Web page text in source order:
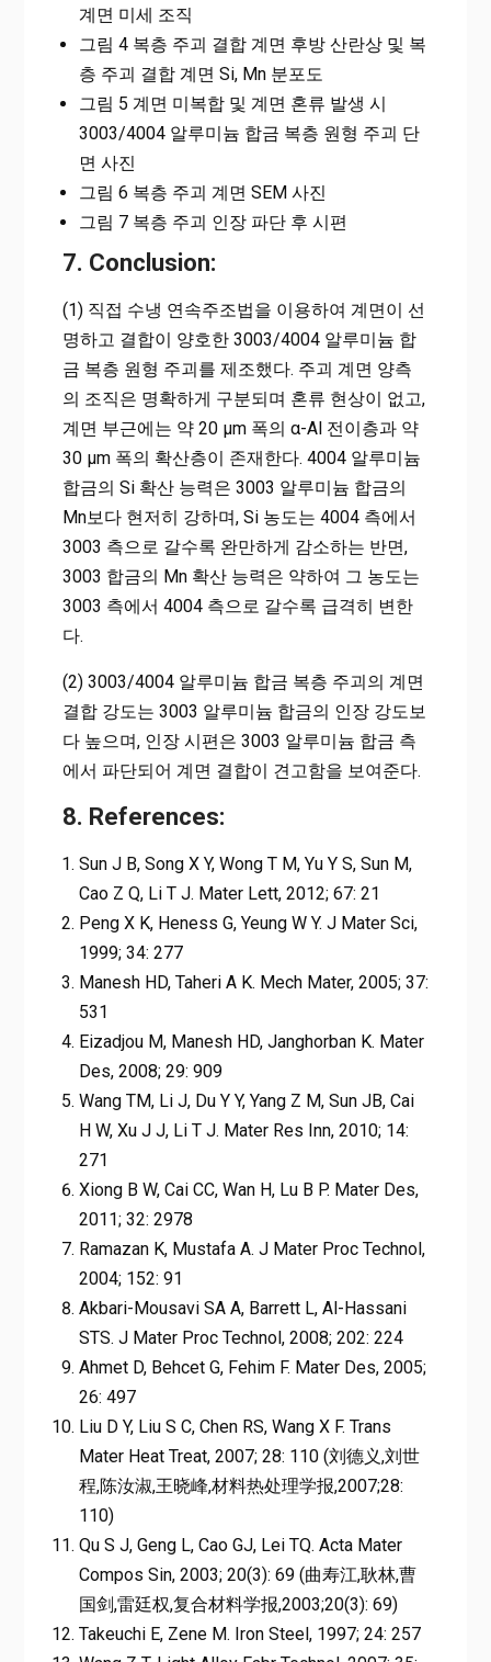
계면 미세 조직
그림 4 복층 주괴 결합 계면 후방 산란상 및 복
층 주괴 결합 계면 Si, Mn 분포도
그림 5 계면 미복합 및 계면 혼류 발생 시
3003/4004 알루미늄 합금 복층 원형 주괴 단
면 사진
그림 6 복층 주괴 계면 SEM 사진
그림 7 복층 주괴 인장 파단 후 시편
7. Conclusion:
(1) 직접 수냉 연속주조법을 이용하여 계면이 선
명하고 결합이 양호한 3003/4004 알루미늄 합
금 복층 원형 주괴를 제조했다. 주괴 계면 양측
의 조직은 명확하게 구분되며 혼류 현상이 없고,
계면 부근에는 약 20 µm 폭의 α-Al 전이층과 약
30 µm 폭의 확산층이 존재한다. 4004 알루미늄
합금의 Si 확산 능력은 3003 알루미늄 합금의
Mn보다 현저히 강하며, Si 농도는 4004 측에서
3003 측으로 갈수록 완만하게 감소하는 반면,
3003 합금의 Mn 확산 능력은 약하여 그 농도는
3003 측에서 4004 측으로 갈수록 급격히 변한
다.
(2) 3003/4004 알루미늄 합금 복층 주괴의 계면
결합 강도는 3003 알루미늄 합금의 인장 강도보
다 높으며, 인장 시편은 3003 알루미늄 합금 측
에서 파단되어 계면 결합이 견고함을 보여준다.
8. References:
Sun J B, Song X Y, Wong T M, Yu Y S, Sun M,
Cao Z Q, Li T J. Mater Lett, 2012; 67: 21
Peng X K, Heness G, Yeung W Y. J Mater Sci,
1999; 34: 277
Manesh HD, Taheri A K. Mech Mater, 2005; 37:
531
Eizadjou M, Manesh HD, Janghorban K. Mater
Des, 2008; 29: 909
Wang TM, Li J, Du Y Y, Yang Z M, Sun JB, Cai
H W, Xu J J, Li T J. Mater Res Inn, 2010; 14:
271
Xiong B W, Cai CC, Wan H, Lu B P. Mater Des,
2011; 32: 2978
Ramazan K, Mustafa A. J Mater Proc Technol,
2004; 152: 91
Akbari-Mousavi SA A, Barrett L, Al-Hassani
STS. J Mater Proc Technol, 2008; 202: 224
Ahmet D, Behcet G, Fehim F. Mater Des, 2005;
26: 497
Liu D Y, Liu S C, Chen RS, Wang X F. Trans
Mater Heat Treat, 2007; 28: 110 (刘德义,刘世
程,陈汝淑,王晓峰,材料热处理学报,2007;28:
110)
Qu S J, Geng L, Cao GJ, Lei TQ. Acta Mater
Compos Sin, 2003; 20(3): 69 (曲寿江,耿林,曹
国剑,雷廷权,复合材料学报,2003;20(3): 69)
Takeuchi E, Zene M. Iron Steel, 1997; 24: 257